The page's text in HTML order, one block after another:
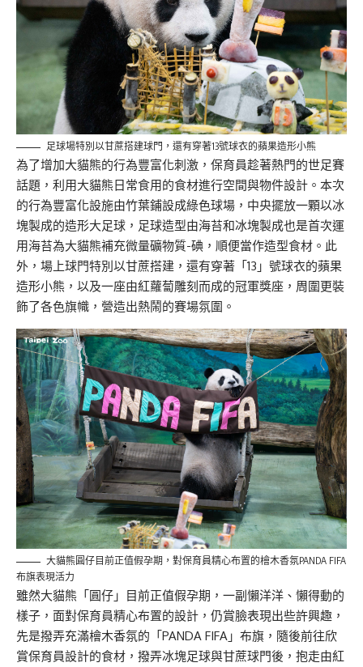
足球場特別以甘蔗搭建球門，還有穿著13號球衣的蘋果造形小熊
為了增加大貓熊的行為豐富化刺激，保育員趁著熱門的世足賽
話題，利用大貓熊日常食用的食材進行空間與物件設計。本次
的行為豐富化設施由竹葉鋪設成綠色球場，中央擺放一顆以冰
塊製成的造形大足球，足球造型由海苔和冰塊製成也是首次運
用海苔為大貓熊補充微量礦物質-碘，順便當作造型食材。此
外，場上球門特別以甘蔗搭建，還有穿著「13」號球衣的蘋果
造形小熊，以及一座由紅蘿蔔雕刻而成的冠軍獎座，周圍更裝
飾了各色旗幟，營造出熱鬧的賽場氛圍。
大貓熊圓仔目前正值假孕期，對保育員精心布置的檜木香氛PANDA FIFA
布旗表現活力
雖然大貓熊「圓仔」目前正值假孕期，一副懶洋洋、懶得動的
樣子，面對保育員精心布置的設計，仍賞臉表現出些許興趣，
先是撥弄充滿檜木香氛的「PANDA FIFA」布旗，隨後前往欣
賞保育員設計的食材，撥弄冰塊足球與甘蔗球門後，抱走由紅